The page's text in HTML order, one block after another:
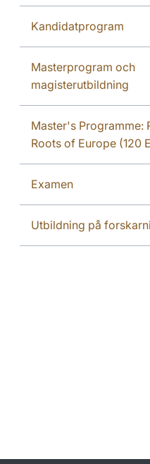
Kandidatprogram
Masterprogram och
magisterutbildning
Master's Programme:
Roots of Europe (120
Examen
Utbildning på